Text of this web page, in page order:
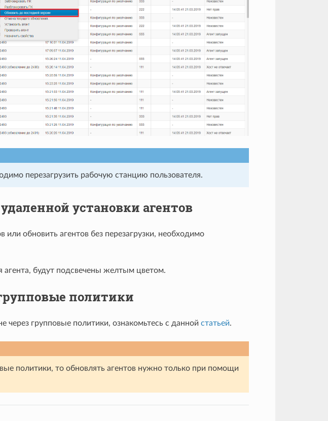
перезагрузить рабочую станцию пользователя.
установки агентов
обновить агентов без перезагрузки, необходимо
агента, будут подсвечены желтым цветом.
политики
через групповые политики, ознакомьтесь с данной статьей.
политики, то обновлять агентов нужно только при помощи